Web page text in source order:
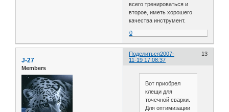
всего тренироваться и
второе, иметь хорошего
качества инструмент.
0
Поделиться 13
2007-
11-19 17:08:37
J-27
Members
Вот приобрел
клещи для
точечной сварки.
Для оптимизации